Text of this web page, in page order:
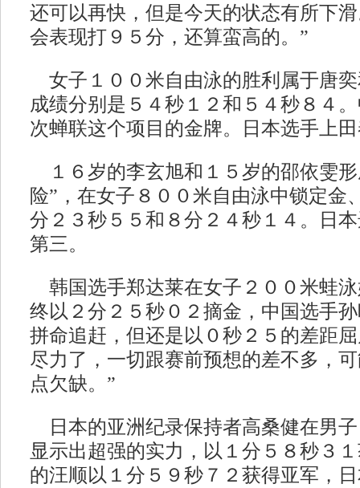
还可以再快，但是今天的状态有所下
会表现打９５分，还算蛮高的。”
女子１００米自由泳的胜利属于唐
成绩分别是５４秒１２和５４秒８４
次蝉联这个项目的金牌。日本选手上
１６岁的李玄旭和１５岁的邵依雯形
险”，在女子８００米自由泳中锁定金
分２３秒５５和８分２４秒１４。日
第三。
韩国选手郑达莱在女子２００米蛙
终以２分２５秒０２摘金，中国选手
拼命追赶，但还是以０秒２５的差距
尽力了，一切跟赛前预想的差不多，
点欠缺。”
日本的亚洲纪录保持者高桑健在男
显示出超强的实力，以１分５８秒３
的汪顺以１分５９秒７２获得亚军，